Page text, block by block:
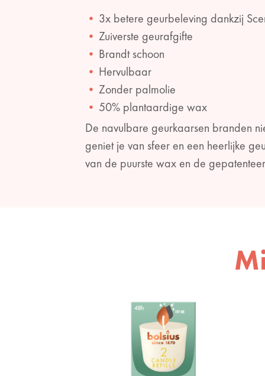
3x betere geurbeleving dankzij
Zuiverste geurafgifte
Brandt schoon
Hervulbaar
Zonder palmolie
50% plantaardige wax
De navulbare geurkaarsen branden
geniet je van sfeer en een heerlijke
van de puurste wax en de